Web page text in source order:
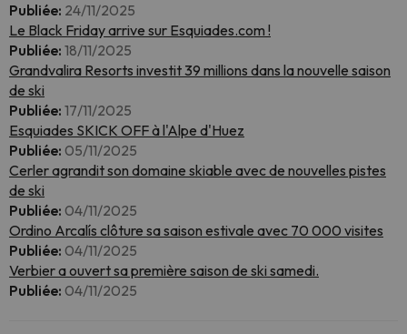
Publiée: 24/11/2025
Le Black Friday arrive sur Esquiades.com !
Publiée: 18/11/2025
Grandvalira Resorts investit 39 millions dans la nouvelle saison
de ski
Publiée: 17/11/2025
Esquiades SKICK OFF à l'Alpe d'Huez
Publiée: 05/11/2025
Cerler agrandit son domaine skiable avec de nouvelles pistes
de ski
Publiée: 04/11/2025
Ordino Arcalís clôture sa saison estivale avec 70 000 visites
Publiée: 04/11/2025
Verbier a ouvert sa première saison de ski samedi.
Publiée: 04/11/2025